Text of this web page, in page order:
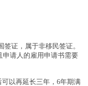
证，属于非移民签证。
申请人的雇用申请书需要
以再延长三年，6年期满